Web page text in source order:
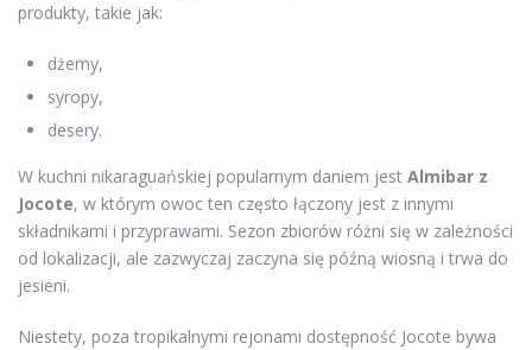
produkty, takie jak:
dżemy,
syropy,
desery.
W kuchni nikaraguańskiej popularnym daniem jest Almibar z
Jocote, w którym owoc ten często łączony jest z innymi
składnikami i przyprawami. Sezon zbiorów różni się w zależności
od lokalizacji, ale zazwyczaj zaczyna się późną wiosną i trwa do
jesieni.
Niestety, poza tropikalnymi rejonami dostępność Jocote bywa